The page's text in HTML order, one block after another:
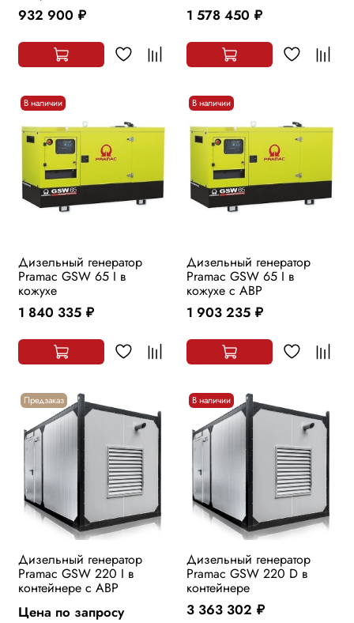
932 900 руб. 1 578 450 руб.
В наличии
Дизельный генератор
Pramac GSW 65 I в
кожухе
1 840 335 руб.
В наличии
Дизельный генератор
Pramac GSW 65 I в
кожухе с АВР
1 903 235 руб.
Предзаказ
Дизельный генератор
Pramac GSW 220 I в
контейнере с АВР
Цена по запросу
В наличии
Дизельный генератор
Pramac GSW 220 D в
контейнере
3 363 302 руб.